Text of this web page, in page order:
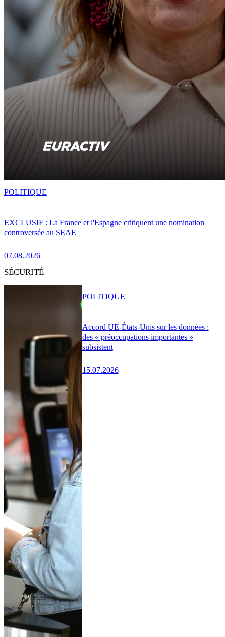
EXCLUSIF : La France et l'Espagne critiquent une nomination
controversée au SEAE
07.08.2026
POLITIQUE
SÉCURITÉ
Accord UE-États-Unis sur les données :
des « préoccupations importantes »
subsistent
15.07.2026
POLITIQUE